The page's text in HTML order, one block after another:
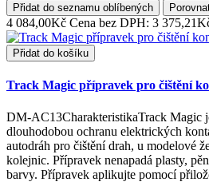
Přidat do seznamu oblíbených
4 084,00Kč Cena bez DPH: 3
Přidat do košíku
Track Magic přípravek pro čištění
DM-AC13CharakteristikaTrack Magic
dlouhodobou ochranu elektrických
autodráh pro čištění drah, u modelové
kolejnic. Přípravek nenapadá plasty,
barvy. Přípravek aplikujte pomocí